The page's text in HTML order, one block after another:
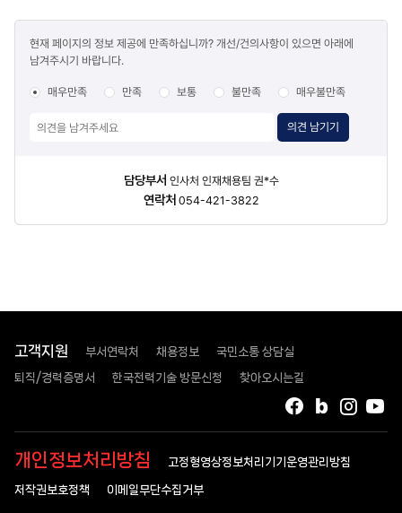
만족도
조사
현재 페이지의 정보 제공에 만족하십니까? 개선/건의사항이 있으면 아래에
남겨주시기 바랍니다.
매우만족 만족 보통 불만족 매우불만족
의견 남기기
담당부서 인사처 인재채용팀 권*수
연락처 054-421-3822
고객지원 부서연락처 채용정보 국민소통 상담실
퇴직/경력증명서 한국전력기술 방문신청 찾아오시는길
인스
블로그
페이스북
개인정보처리방침 고정형영상정보처리기기운영관리방침
저작권보호정책 이메일무단수집거부